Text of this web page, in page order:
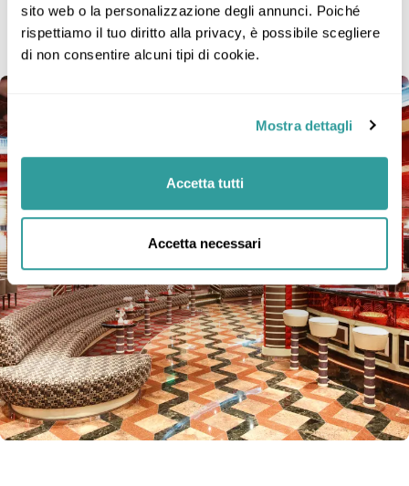
sito web o la personalizzazione degli annunci. Poiché
rispettiamo il tuo diritto alla privacy, è possibile scegliere
di non consentire alcuni tipi di cookie.
Mostra dettagli
Accetta tutti
Accetta necessari
Galleria fotografica 14 foto